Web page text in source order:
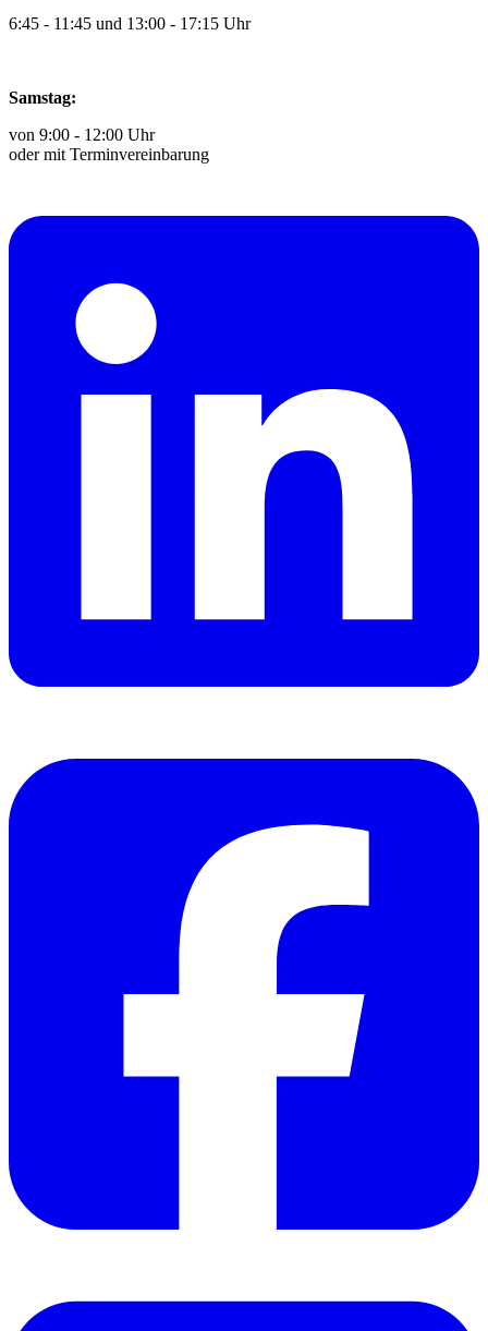
6:45 - 11:45 und 13:00 - 17:15 Uhr
Samstag:
von 9:00 - 12:00 Uhr
oder mit Terminvereinbarung